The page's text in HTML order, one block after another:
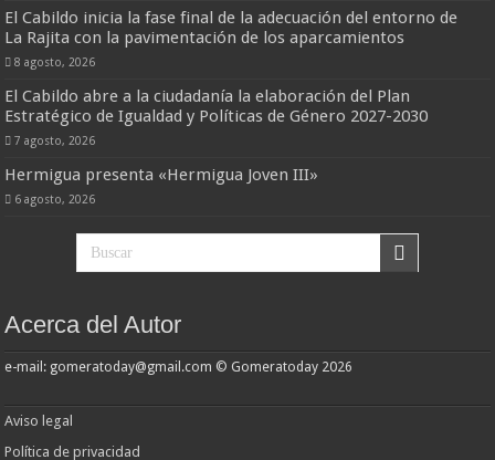
El Cabildo inicia la fase final de la adecuación del entorno de
La Rajita con la pavimentación de los aparcamientos
8 agosto, 2026
El Cabildo abre a la ciudadanía la elaboración del Plan
Estratégico de Igualdad y Políticas de Género 2027-2030
7 agosto, 2026
Hermigua presenta «Hermigua Joven III»
6 agosto, 2026
Acerca del Autor
e-mail: gomeratoday@gmail.com © Gomeratoday 2026
Aviso legal
Política de privacidad